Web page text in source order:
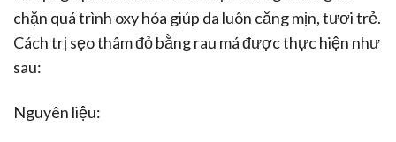
chặn quá trình oxy hóa giúp da luôn căng mịn, tươi trẻ.
Cách trị sẹo thâm đỏ bằng rau má được thực hiện như
sau:
Nguyên liệu: